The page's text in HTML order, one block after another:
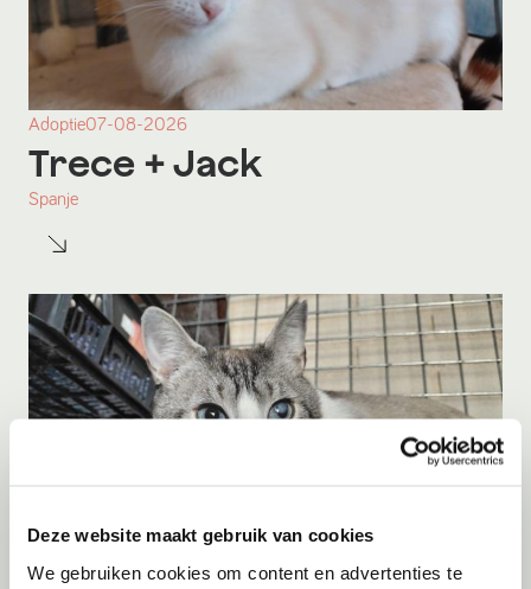
Deze website maakt gebruik van cookies
We gebruiken cookies om content en advertenties te
Adoptie07-08-2026
Trece + Jack
Spanje